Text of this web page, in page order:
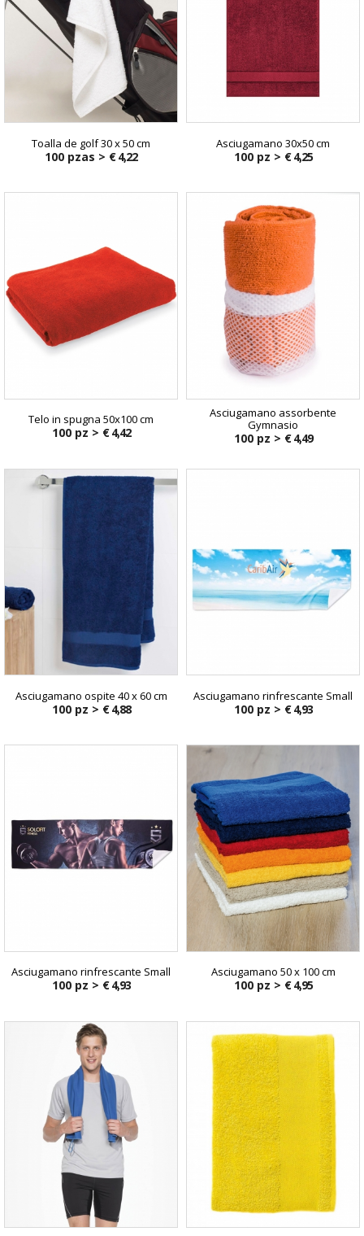
Toalla de golf 30 x 50 cm
100 pzas > € 4,22
Asciugamano 30x50 cm
100 pz > € 4,25
Telo in spugna 50x100 cm
100 pz > € 4,42
Asciugamano assorbente
Gymnasio
100 pz > € 4,49
Asciugamano ospite 40 x 60 cm
100 pz > € 4,88
Asciugamano rinfrescante Small
100 pz > € 4,93
Asciugamano rinfrescante Small
100 pz > € 4,93
Asciugamano 50 x 100 cm
100 pz > € 4,95